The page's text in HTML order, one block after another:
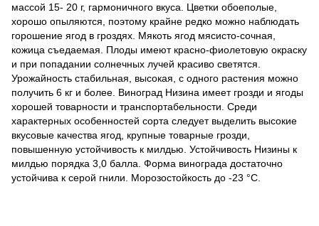
массой 15- 20 г, гармоничного вкуса. Цветки обоеполые,
хорошо опыляются, поэтому крайне редко можно наблюдать
горошение ягод в гроздях. Мякоть ягод мясисто-сочная,
кожица съедаемая. Плоды имеют красно-фиолетовую окраску
и при попадании солнечных лучей красиво светятся.
Урожайность стабильная, высокая, с одного растения можно
получить 6 кг и более. Виноград Низина имеет грозди и ягоды
хорошей товарности и транспортабельности. Среди
характерных особенностей сорта следует выделить высокие
вкусовые качества ягод, крупные товарные грозди,
повышенную устойчивость к милдью. Устойчивость Низины к
милдью порядка 3,0 балла. Форма винограда достаточно
устойчива к серой гнили. Морозостойкость до -23 °С.